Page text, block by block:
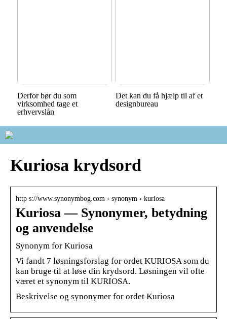
Derfor bør du som
virksomhed tage et
erhvervslån
Det kan du få hjælp til af et
designbureau
Kuriosa krydsord
http s://www.synonymbog.com › synonym › kuriosa
Kuriosa — Synonymer, betydning
og anvendelse
Synonym for Kuriosa
Vi fandt 7 løsningsforslag for ordet KURIOSA som du
kan bruge til at løse din krydsord. Løsningen vil ofte
været et synonym til KURIOSA.
Beskrivelse og synonymer for ordet Kuriosa